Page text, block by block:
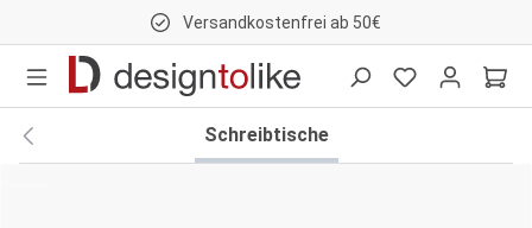
Versandkostenfrei ab 50€
Schreibtische